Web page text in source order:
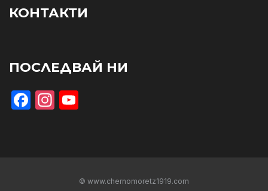
КОНТАКТИ
ПОСЛЕДВАЙ НИ
Facebook
Instagram
© www.chernomoretz1919.com